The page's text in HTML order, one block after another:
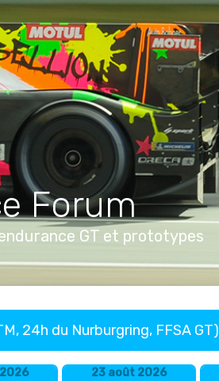
Forum
GT et prototypes
24h du Nurburgring, FFSA GT)
23 août 2026